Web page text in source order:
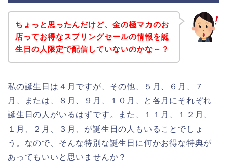
ちょっと思ったんだけど、金の極マカのお
店ってお得なスプリングセールの情報を誕
生日の人限定で配信していないのかな～？
私の誕生日は４月ですが、その他、５月、６月、７
月、または、８月、９月、１０月、と各月にそれぞれ
誕生日の人がいるはずです。また、１１月、１２月、
１月、２月、３月、が誕生日の人もいることでしょ
う。なので、そんな特別な誕生日に何かお得な特典が
あってもいいと思いませんか？